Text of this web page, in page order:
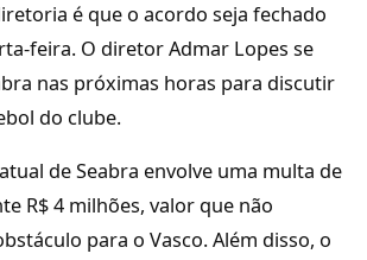
é que o acordo seja fechado
feira. O diretor Admar Lopes se
nas próximas horas para discutir
do clube.
de Seabra envolve uma multa de
R$ 4 milhões, valor que não
para o Vasco. Além disso, o